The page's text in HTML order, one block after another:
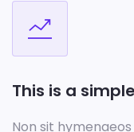
This is a
Non sit